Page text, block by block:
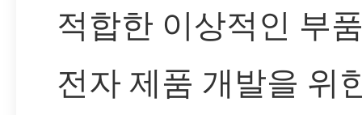
적합한 이상적인 부
전자 제품 개발을 위